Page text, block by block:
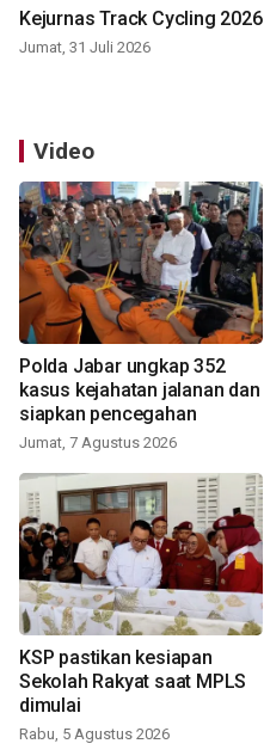
Kejurnas Track Cycling 2026
Jumat, 31 Juli 2026
Video
Polda Jabar ungkap 352
kasus kejahatan jalanan dan
siapkan pencegahan
Jumat, 7 Agustus 2026
KSP pastikan kesiapan
Sekolah Rakyat saat MPLS
dimulai
Rabu, 5 Agustus 2026